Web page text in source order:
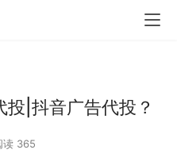
|抖音广告代投？
读 365